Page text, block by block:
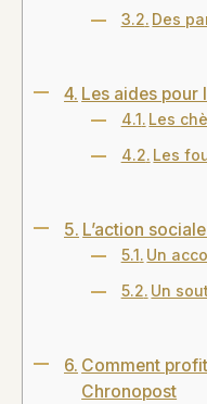
Des
Les aides pour
Les
Les
L’action
Un
Un
Comment
Chronopost